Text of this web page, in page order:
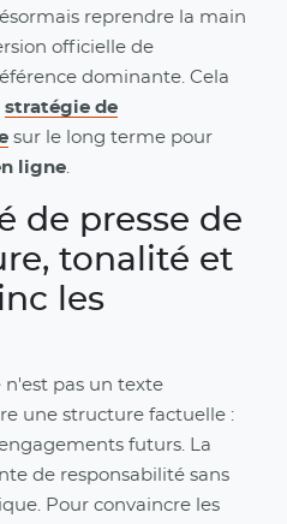
reprendre la main
officielle de
dominante. Cela
stratégie de
sur le long terme pour
ligne
de presse de
tonalité et
les
n'est pas un texte
une structure factuelle :
futurs. La
de responsabilité sans
Pour convaincre les